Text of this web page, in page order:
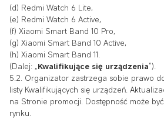
(d) Redmi Watch 6 Lite,
(e) Redmi Watch 6 Active,
(f) Xiaomi Smart Band 10 Pro,
(g) Xiaomi Smart Band 10 Active,
(h) Xiaomi Smart Band 11.
(Dalej: „Kwalifikujące się urządzenia”).
5.2. Organizator zastrzega sobie prawo
listy Kwalifikujących się urządzeń.
na Stronie promocji. Dostępność może
rynku.